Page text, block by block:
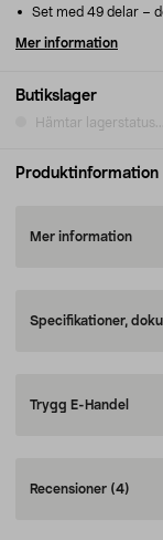
Butikslager
Hämtar lagerstatus...
Set med 49 delar –
Mer information
Produktinformation
Mer information
Specifikationer,
Trygg E-Handel
Recensioner (4)